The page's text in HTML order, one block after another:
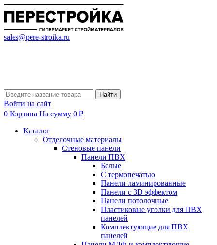
sales@pere-stroika.ru
Найти
Войти на сайт
0 Корзина На сумму 0 ₽
Каталог
Отделочные материалы
Стеновые панели
Панели ПВХ
Белые
С термопечатью
Панели ламинированные
Панели с 3D эффектом
Панели потолочные
Пластиковые уголки для ПВХ
панелей
Комплектующие для ПВХ
панелей